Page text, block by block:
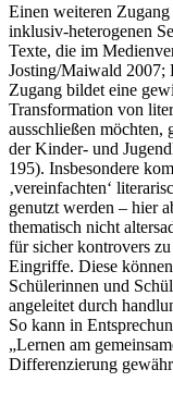
Einen weiteren
inklusiv-heterogenen
Texte, die im
Josting/Maiwald 2007;
Zugang bildet eine
Transformation von
ausschließen möchten,
der Kinder- und
195). Insbesondere
‚vereinfachten‘
genutzt werden – hier
thematisch nicht
für sicher kontrovers
Eingriffe. Diese
Schülerinnen und
angeleitet durch
So kann in
„Lernen am
Differenzierung